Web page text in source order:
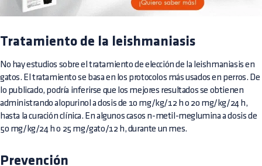
Tratamiento de la leishmaniasis
No hay estudios sobre el tratamiento de elección de la leishmaniasis en
gatos. El tratamiento se basa en los protocolos más usados en perros. De
lo publicado, podría inferirse que los mejores resultados se obtienen
administrando alopurinol a dosis de 10 mg/kg/12 h o 20 mg/kg/24 h,
hasta la curación clínica. En algunos casos n-metil-meglumina a dosis de
50 mg/kg/24 h o 25 mg/gato/12 h, durante un mes.
Prevención